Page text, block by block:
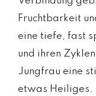
Fruchtbarkeit
eine tiefe, fast
und ihren
Jungfrau eine
etwas Heiliges.